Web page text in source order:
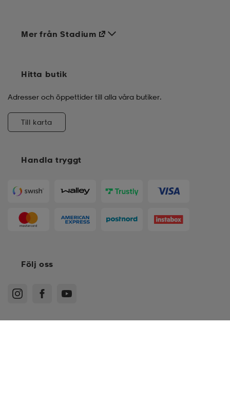
Handla tryggt
Mer från Stadium
Hitta butik
Adresser och öppettider till alla våra butiker.
Till karta
Följ oss